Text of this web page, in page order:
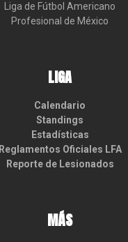
Liga de Fútbol Americano
Profesional de México
LIGA
Calendario
Standings
Estadísticas
Reglamentos Oficiales LFA
Reporte de Lesionados
MÁS